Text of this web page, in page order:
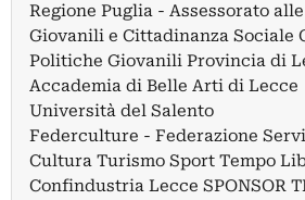
Regione Puglia - Assessorato
Giovanili e Cittadinanza Sociale
Politiche Giovanili Provincia di
Accademia di Belle Arti di Lecce
Università del Salento
Federculture - Federazione
Cultura Turismo Sport Tempo
Confindustria Lecce SPONSOR